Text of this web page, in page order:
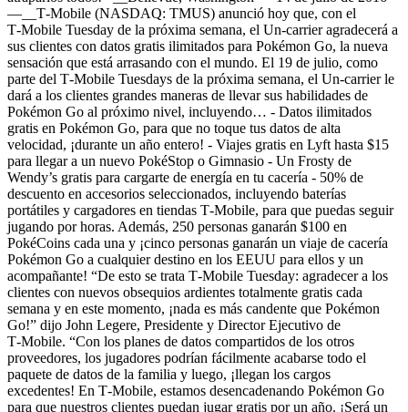
—__T‑Mobile (NASDAQ: TMUS) anunció hoy que, con el
T‑Mobile Tuesday de la próxima semana, el Un-carrier agradecerá a
sus clientes con datos gratis ilimitados para Pokémon Go, la nueva
sensación que está arrasando con el mundo. El 19 de julio, como
parte del T‑Mobile Tuesdays de la próxima semana, el Un-carrier le
dará a los clientes grandes maneras de llevar sus habilidades de
Pokémon Go al próximo nivel, incluyendo… - Datos ilimitados
gratis en Pokémon Go, para que no toque tus datos de alta
velocidad, ¡durante un año entero! - Viajes gratis en Lyft hasta $15
para llegar a un nuevo PokéStop o Gimnasio - Un Frosty de
Wendy’s gratis para cargarte de energía en tu cacería - 50% de
descuento en accesorios seleccionados, incluyendo baterías
portátiles y cargadores en tiendas T‑Mobile, para que puedas seguir
jugando por horas. Además, 250 personas ganarán $100 en
PokéCoins cada una y ¡cinco personas ganarán un viaje de cacería
Pokémon Go a cualquier destino en los EEUU para ellos y un
acompañante! “De esto se trata T‑Mobile Tuesday: agradecer a los
clientes con nuevos obsequios ardientes totalmente gratis cada
semana y en este momento, ¡nada es más candente que Pokémon
Go!” dijo John Legere, Presidente y Director Ejecutivo de
T‑Mobile. “Con los planes de datos compartidos de los otros
proveedores, los jugadores podrían fácilmente acabarse todo el
paquete de datos de la familia y luego, ¡llegan los cargos
excedentes! En T‑Mobile, estamos desencadenando Pokémon Go
para que nuestros clientes puedan jugar gratis por un año. ¡Será un